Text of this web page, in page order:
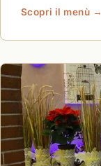
Scopri il menù →